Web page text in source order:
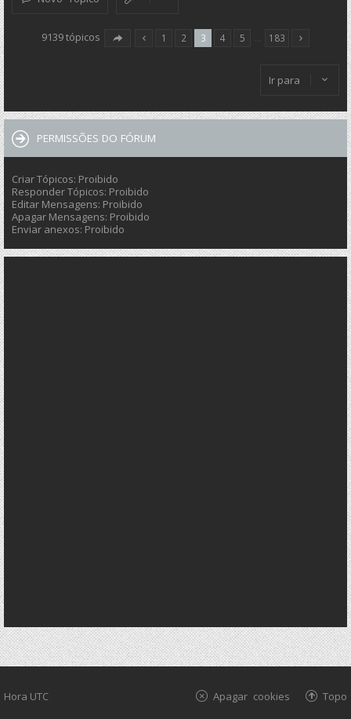
9139 tópicos 1 2 3 4 5 183
Ir para
PERMISSÕES DO FÓRUM
Criar Tópicos: Proibido
Responder Tópicos: Proibido
Editar Mensagens: Proibido
Apagar Mensagens: Proibido
Enviar anexos: Proibido
Hora UTC Topo
Apagar cookies